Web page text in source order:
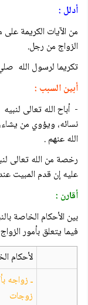
أدلل :
من الآيات الكريمة
الزواج من رجل.
تكريما لرسول الله
أبين السبب :
- أباح الله تعالى
نسائه، ويؤوي من
الله عنهم .
رخصة من الله تعالى
عليه إن قدم المبيت
أقارن :
بين الأحكام الخاصة
فيما يتعلق بأمور الزواج
لأحكام
ـ زواجه
زوجات